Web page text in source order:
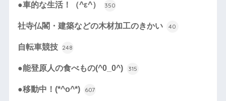
●車的な生活！（^ε^） 350
社寺仏閣・建築などの木材加工のきかい 40
自転車競技 248
●能登原人の食べもの(^0_0^) 315
●移動中！(*^o^*) 607